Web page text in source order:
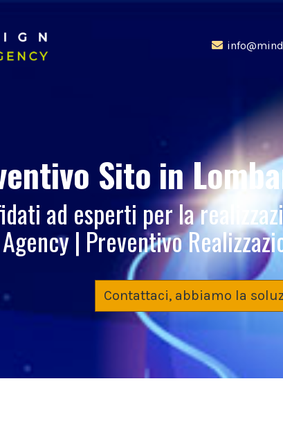
Sito in
ad esperti per la
| Preventivo
Contattaci, abbiamo la